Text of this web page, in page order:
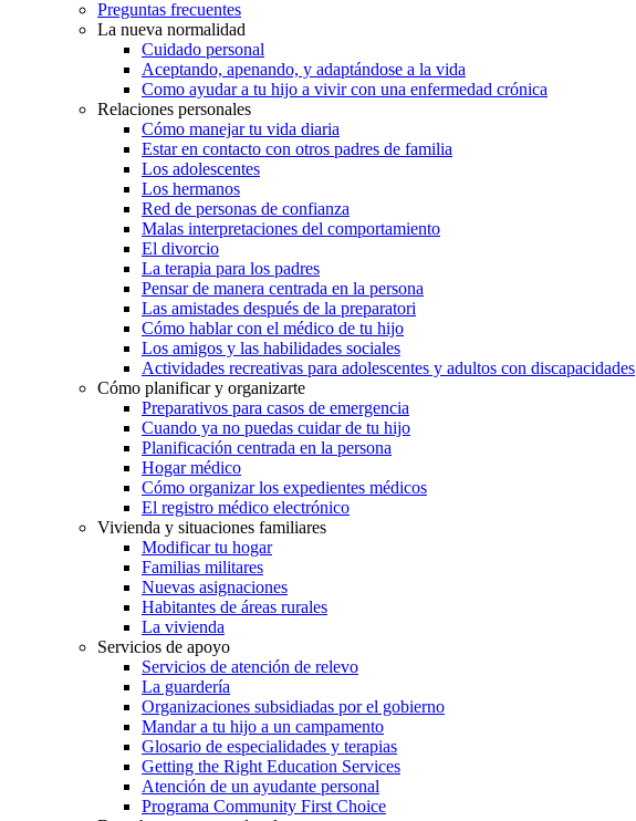
Preguntas frecuentes
La nueva normalidad
Cuidado personal
Aceptando, apenando, y adaptándose a la vida
Como ayudar a tu hijo a vivir con una enfermedad crónica
Relaciones personales
Cómo manejar tu vida diaria
Estar en contacto con otros padres de familia
Los adolescentes
Los hermanos
Red de personas de confianza
Malas interpretaciones del comportamiento
El divorcio
La terapia para los padres
Pensar de manera centrada en la persona
Las amistades después de la preparatori
Cómo hablar con el médico de tu hijo
Los amigos y las habilidades sociales
Actividades recreativas para adolescentes y adultos con discapacidades
Cómo planificar y organizarte
Preparativos para casos de emergencia
Cuando ya no puedas cuidar de tu hijo
Planificación centrada en la persona
Hogar médico
Cómo organizar los expedientes médicos
El registro médico electrónico
Vivienda y situaciones familiares
Modificar tu hogar
Familias militares
Nuevas asignaciones
Habitantes de áreas rurales
La vivienda
Servicios de apoyo
Servicios de atención de relevo
La guardería
Organizaciones subsidiadas por el gobierno
Mandar a tu hijo a un campamento
Glosario de especialidades y terapias
Getting the Right Education Services
Atención de un ayudante personal
Programa Community First Choice